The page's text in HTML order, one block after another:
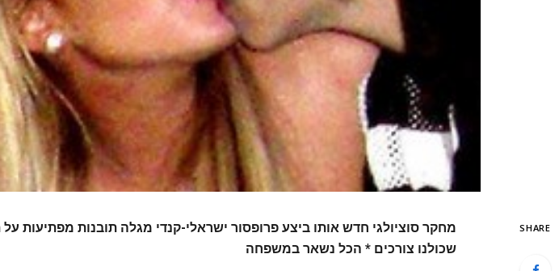
SHARE
מחקר סוציולגי חדש אותו ביצע פרופסור ישראלי-קנדי מגלה תובנות מפתיעות
שכולנו צורכים * הכל נשאר במשפחה